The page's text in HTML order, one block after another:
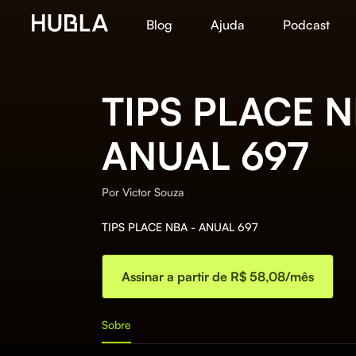
Blog Ajuda Podcast
TIPS PLACE
ANUAL 697
Por Victor Souza
TIPS PLACE NBA - ANUAL 697
Assinar a partir de R$ 58,08/mês
Sobre